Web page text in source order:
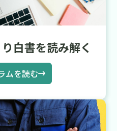
白書を読み解く
ムを読む